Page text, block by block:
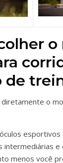
de
o
esportivos
intermediárias e
menos você